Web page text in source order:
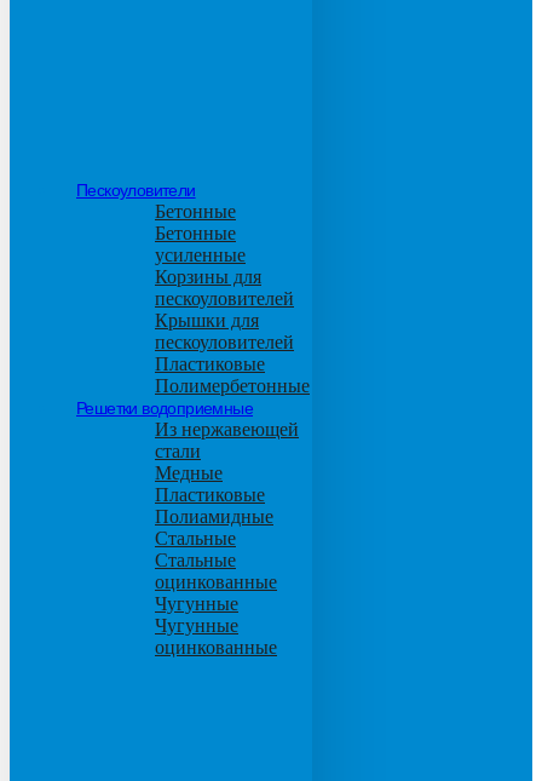
Пескоуловители
Бетонные
Бетонные
усиленные
Корзины для
пескоуловителей
Крышки для
пескоуловителей
Пластиковые
Полимербетонные
Решетки водоприемные
Из нержавеющей
стали
Медные
Пластиковые
Полиамидные
Стальные
Стальные
оцинкованные
Чугунные
Чугунные
оцинкованные